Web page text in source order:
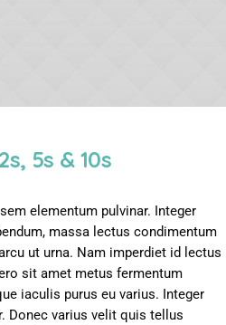
5s & 10s
elementum pulvinar. Integer
massa lectus condimentum
ut urna. Nam imperdiet id lectus
sit amet metus fermentum
iaculis purus eu varius. Integer
Donec varius velit quis tellus